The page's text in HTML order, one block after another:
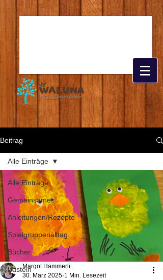
Beitrag
Alle Einträge
Gemeinsames
Anleitungen/Rezepte
Spielgruppenalltag
Bücher
Basteln
Alle Einträge
Margot Hämmerli
30. März 2025 1 Min. Lesezeit